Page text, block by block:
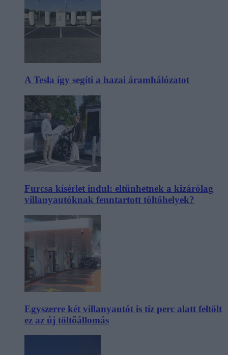
A Tesla így segíti a hazai áramhálózatot
Furcsa kísérlet indul: eltűnhetnek a kizárólag
villanyautóknak fenntartott töltőhelyek?
Egyszerre két villanyautót is tíz perc alatt feltölt
ez az új töltőállomás